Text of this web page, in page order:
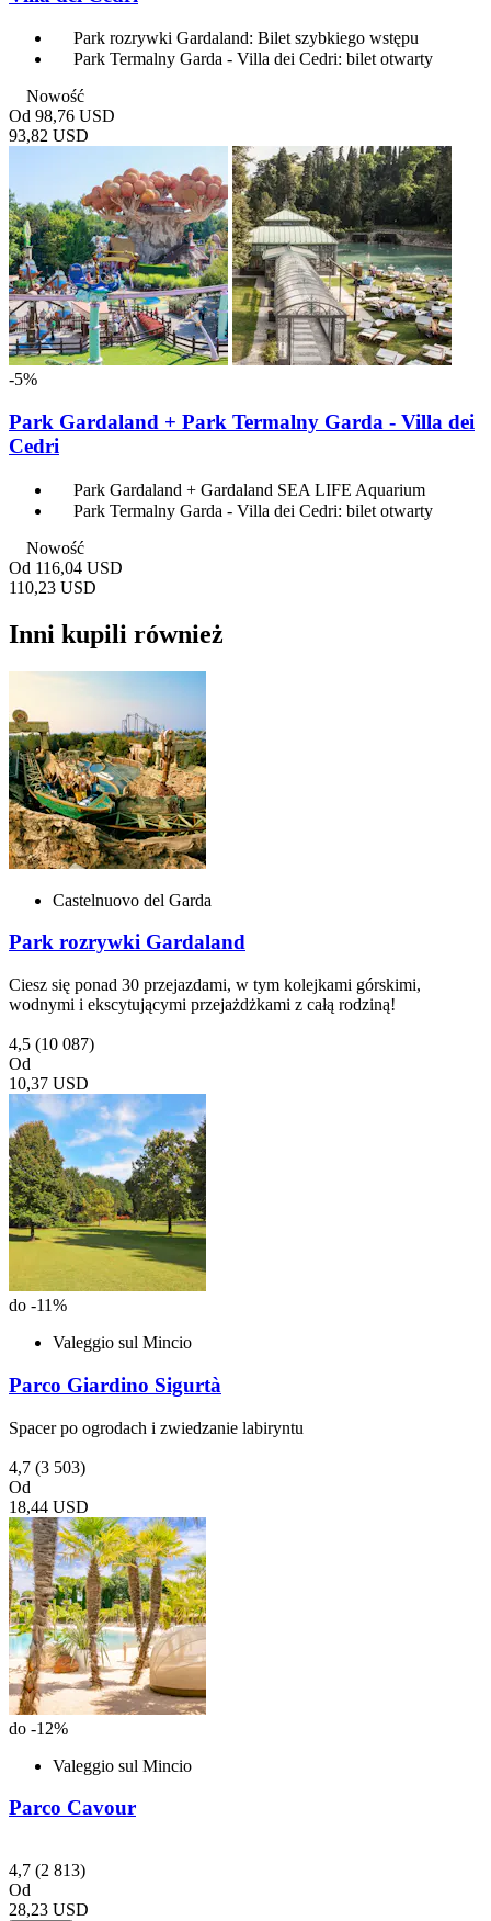
Park rozrywki Gardaland: Bilet szybkiego wstępu
Park Termalny Garda - Villa dei Cedri: bilet otwarty
Nowość
Od 98,76 USD
93,82 USD
-5%
Park Gardaland + Park Termalny Garda - Villa dei
Cedri
Park Gardaland + Gardaland SEA LIFE Aquarium
Park Termalny Garda - Villa dei Cedri: bilet otwarty
Nowość
Od 116,04 USD
110,23 USD
Inni kupili również
Castelnuovo del Garda
Park rozrywki Gardaland
Ciesz się ponad 30 przejazdami, w tym kolejkami górskimi,
wodnymi i ekscytującymi przejażdżkami z całą rodziną!
4,5 (10 087)
Od
10,37 USD
do -11%
Valeggio sul Mincio
Parco Giardino Sigurtà
Spacer po ogrodach i zwiedzanie labiryntu
4,7 (3 503)
Od
18,44 USD
do -12%
Valeggio sul Mincio
Parco Cavour
4,7 (2 813)
Od
28,23 USD